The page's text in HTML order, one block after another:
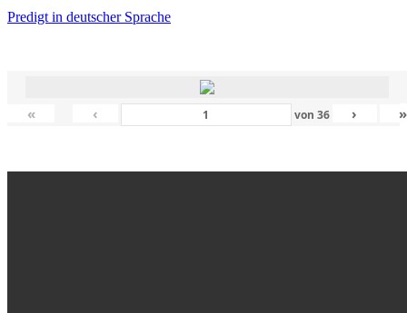
Predigt in deutscher Sprache
« ‹ von 36 › »